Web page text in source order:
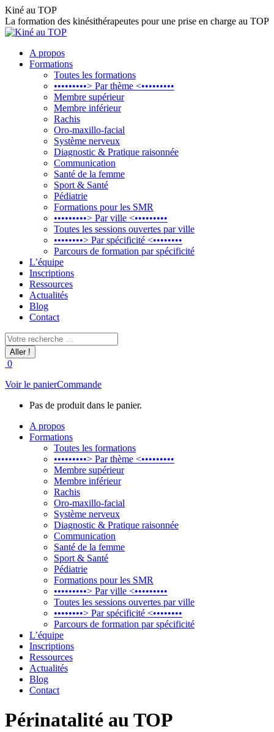
Aller
au
contenu
Kiné au TOP
La formation des kinésithérapeutes pour une prise en charge au TOP
A propos
Formations
Toutes les formations
•••••••••> Par thème <•••••••••
Membre supérieur
Membre inférieur
Rachis
Oro-maxillo-facial
Système nerveux
Diagnostic & Pratique raisonnée
Communication
Santé de la femme
Sport & Santé
Pédiatrie
Formations pour les SMR
•••••••••> Par ville <•••••••••
Toutes les sessions ouvertes par ville
••••••••> Par spécificité <••••••••
Parcours de formation par spécificité
L’équipe
Inscriptions
Ressources
Actualités
Blog
Contact
Recherche
:
0
Voir le panierCommande
Pas de produit dans le panier.
A propos
Formations
Toutes les formations
•••••••••> Par thème <•••••••••
Membre supérieur
Membre inférieur
Rachis
Oro-maxillo-facial
Système nerveux
Diagnostic & Pratique raisonnée
Communication
Santé de la femme
Sport & Santé
Pédiatrie
Formations pour les SMR
•••••••••> Par ville <•••••••••
Toutes les sessions ouvertes par ville
••••••••> Par spécificité <••••••••
Parcours de formation par spécificité
L’équipe
Inscriptions
Ressources
Actualités
Blog
Contact
Périnatalité au TOP